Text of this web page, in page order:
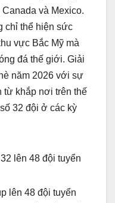
và Mexico.
chỉ thể hiện sức
vực Bắc Mỹ mà
đá thế giới. Giải
năm 2026 với sự
từ khắp nơi trên thế
32 đội ở các kỳ
lên 48 đội tuyển
lên 48 đội tuyển